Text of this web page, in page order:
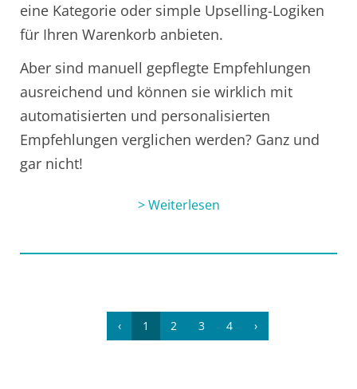
eine Kategorie oder simple Upselling-Logiken
für Ihren Warenkorb anbieten.
Aber sind manuell gepflegte Empfehlungen
ausreichend und können sie wirklich mit
automatisierten und personalisierten
Empfehlungen verglichen werden? Ganz und
gar nicht!
> Weiterlesen
‹ 1 2 3 4 ›